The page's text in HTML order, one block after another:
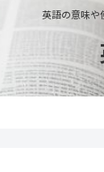
英語の意味や